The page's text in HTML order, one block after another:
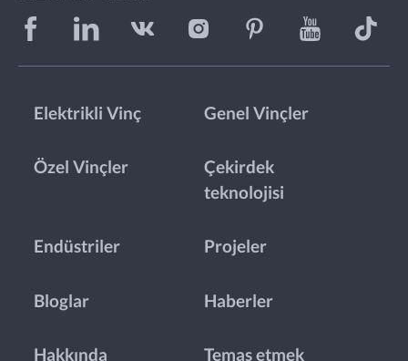
Elektrikli Vinç Genel Vinçler
Özel Vinçler
Çekirdek
teknolojisi
Endüstriler Projeler
Bloglar Haberler
Hakkında Temas etmek